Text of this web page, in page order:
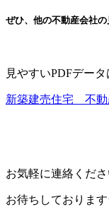
ぜひ、他の不動産会社
見やすいPDFデータ
新築建売住宅 不動
お気軽に連絡くださ
お待ちしておりま